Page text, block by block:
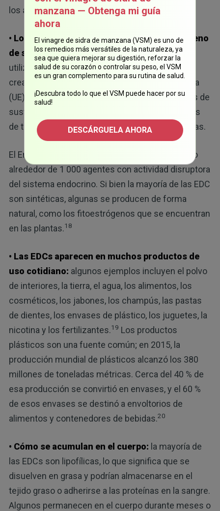
los andrógenos y las hormonas tiroideas.
• Los seres humanos vivimos en un mundo lleno
de sustancias químicas:en la actualidad se
utilizan más de 140 000 sustancias químicas
creadas por el hombre. En 2015, la Unión Europea
(UE) produjo 323 millones de toneladas métricas de
sustancias químicas, y alrededor de 205 millones
de toneladas métricas se consideraron peligrosas.
El Endocrine Disruption Exchange ha identificado
alrededor de 1 000 agentes con actividad disruptora
del sistema endocrino. Si bien la mayoría de las EDC
son sintéticas, algunas se producen de forma
natural, como los fitoestrógenos que se encuentran
en las plantas.18
• Las EDCs aparecen en muchos productos de
uso cotidiano: algunos ejemplos incluyen el polvo
de interiores, la tierra, el agua, los alimentos, los
cosméticos, los jabones, los champús, las pastas
de dientes, los envases de plástico, los juguetes, la
nicotina y los fertilizantes.19 Los productos
plásticos son una fuente común; en 2015, la
producción mundial de plásticos alcanzó los 380
millones de toneladas métricas. Cerca del 40 % de
esa producción se convirtió en envases, y el 60 %
de esos envases se destinó a envoltorios de
alimentos y contenedores de bebidas.20
• Cómo se acumulan en el cuerpo: la mayoría de
las EDCs son lipofílicas, lo que significa que se
disuelven en grasa y podrían almacenarse en el
tejido graso o adherirse a las proteínas en la sangre.
Algunos permanecen en el cuerpo durante meses o
manzana — Obtenga mi guía
ahora
El vinagre de sidra de manzana (VSM) es uno de
los remedios más versátiles de la naturaleza, ya
sea que quiera mejorar su digestión, reforzar la
salud de su corazón o controlar su peso, el VSM
es un gran complemento para su rutina de salud.
¡Descubra todo lo que el VSM puede hacer por su
salud!
DESCÁRGUELA AHORA